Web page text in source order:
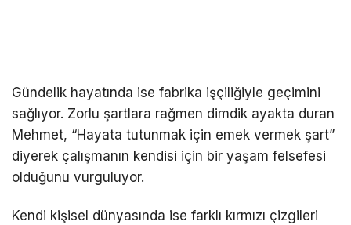
Gündelik hayatında ise fabrika işçiliğiyle geçimini
sağlıyor. Zorlu şartlara rağmen dimdik ayakta duran
Mehmet, “Hayata tutunmak için emek vermek şart”
diyerek çalışmanın kendisi için bir yaşam felsefesi
olduğunu vurguluyor.
Kendi kişisel dünyasında ise farklı kırmızı çizgileri